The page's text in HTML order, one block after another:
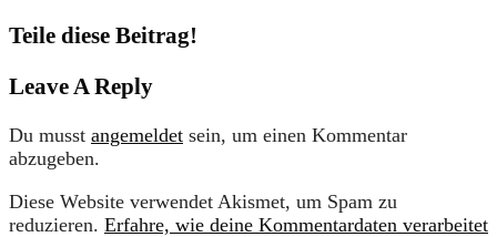
Teile diese Beitrag!
Leave A Reply
Du musst angemeldet sein, um einen Kommentar
abzugeben.
Diese Website verwendet Akismet, um Spam zu
reduzieren. Erfahre, wie deine Kommentardaten verarbeitet